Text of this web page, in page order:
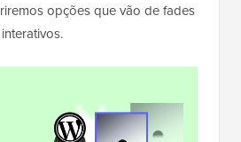
opções que vão de fades